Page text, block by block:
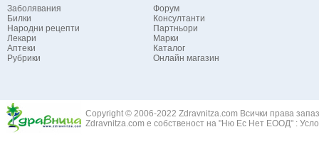
Заболявания
Билки
Народни рецепти
Лекари
Аптеки
Рубрики
Форум
Консултанти
Партньори
Марки
Каталог
Онлайн магазин
Copyright © 2006-2022 Zdravnitza.com Всички права
Zdravnitza.com е собственост на "Ню Ес Нет ЕООД" :